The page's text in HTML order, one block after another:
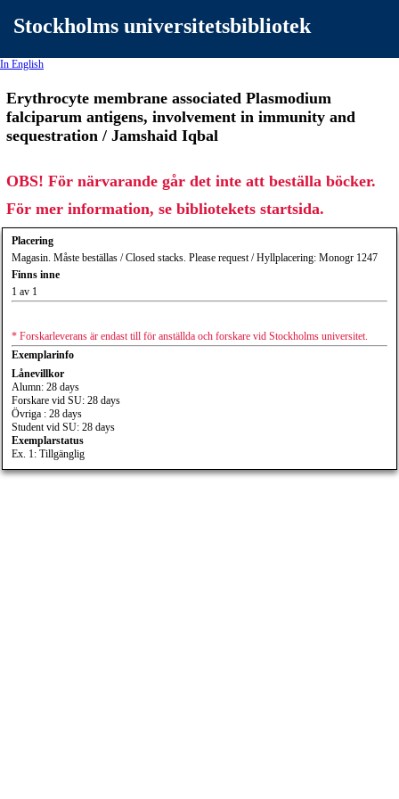
Stockholms universitetsbibliotek
In English
Erythrocyte membrane associated Plasmodium
falciparum antigens, involvement in immunity and
sequestration / Jamshaid Iqbal
OBS! För närvarande går det inte att beställa böcker.
För mer information, se bibliotekets startsida.
Placering
Magasin. Måste beställas / Closed stacks. Please request / Hyllplacering: Monogr 1247
Finns inne
1 av 1
* Forskarleverans är endast till för anställda och forskare vid Stockholms universitet.
Exemplarinfo
Lånevillkor
Alumn: 28 days
Forskare vid SU: 28 days
Övriga : 28 days
Student vid SU: 28 days
Exemplarstatus
Ex. 1: Tillgänglig